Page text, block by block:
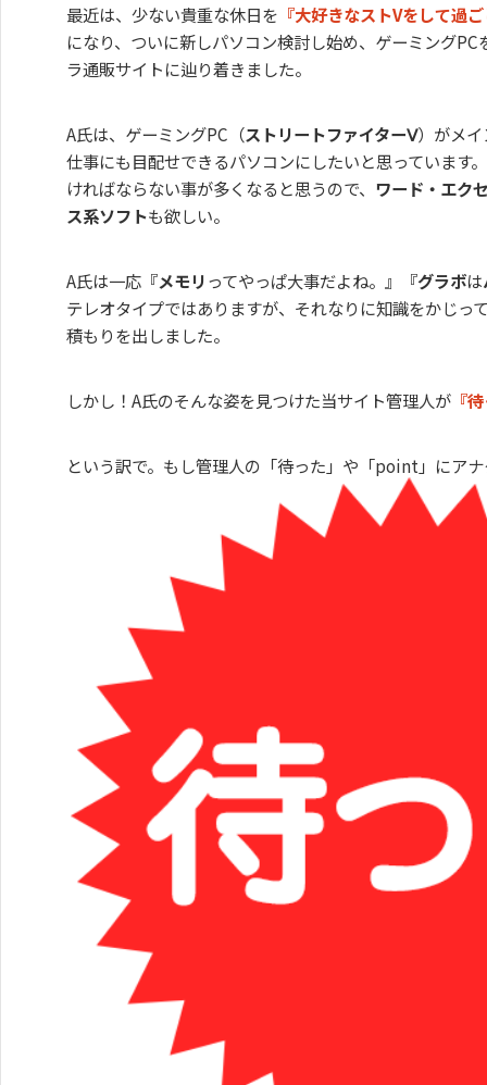
最近は、少ない貴重な休日を 『大好きなストVをして過
になり、ついに新しパソコン検討し始め、ゲーミング
ラ通販サイトに辿り着きました。
A氏は、ゲーミングPC（ストリートファイターⅤ）がメ
仕事にも目配せできるパソコンにしたいと思っています
ければならない事が多くなると思うので、 ワード・エク
ス系ソフトも欲しい。
A氏は一応『メモリってやっぱ大事だよね。』『グラボは
テレオタイプではありますが、それなりに知識をかじっ
積もりを出しました。
しかし！A氏のそんな姿を見つけた当サイト管理人が 『
という訳で。もし管理人の「待った」や「point」にア